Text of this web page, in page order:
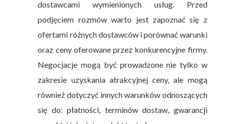
dostawcami wymienionych usług. Przed
podjęciem rozmów warto jest zapoznać się z
ofertami różnych dostawców i porównać warunki
oraz ceny oferowane przez konkurencyjne firmy.
Negocjacje mogą być prowadzone nie tylko w
zakresie uzyskania atrakcyjnej ceny, ale mogą
również dotyczyć innych warunków odnoszących
się do: płatności, terminów dostaw, gwarancji